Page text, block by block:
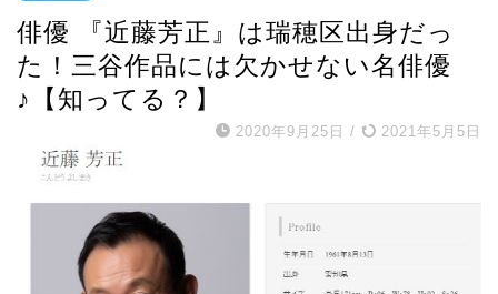
俳優 『近藤芳正』は瑞穂区出身だっ
た！三谷作品には欠かせない名俳優
♪【知ってる？】
2020年9月25日 / 2021年5月5日